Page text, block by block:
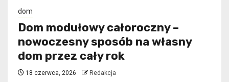
dom
Dom modułowy całoroczny –
nowoczesny sposób na własny
dom przez cały rok
18 czerwca, 2026 Redakcja